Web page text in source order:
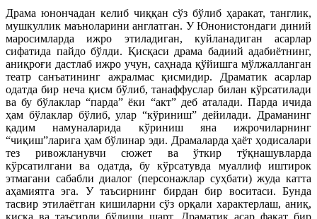
Драма юнончадан келиб чиққан сўз бўлиб ҳаракат, танглик,
мушкуллик маъноларини англатган. У Юнонистондаги диний
маросимларда ижро этиладиган, куйланадиган асарлар
сифатида пайдо бўлди. Қисқаси драма бадиий адабиётнинг,
аниқроғи дастлаб ижро учун, саҳнада қўйишга мўлжалланган
театр санъатининг ажралмас қисмидир. Драматик асарлар
одатда бир неча қисм бўлиб, танаффуслар билан кўрсатилади
ва бу бўлаклар “парда” ёки “акт” деб аталади. Парда ичида
ҳам бўлаклар бўлиб, улар “кўриниш” дейилади. Драманинг
қадим намуналарида кўриниш яна ижрочиларнинг
“чиқиш”ларига ҳам бўлинар эди. Драмаларда ҳаёт ҳодисалари
тез ривожланувчи сюжет ва ўткир тўқнашувларда
кўрсатилгани ва одатда, бу кўрсатувда муаллиф иштирок
этмагани сабабли диалог (персонажлар суҳбати) жуда катта
аҳамиятга эга. У таъсирнинг бирдан бир воситаси. Бунда
тасвир этилаётган кишиларни сўз орқали характерлаш, аниқ,
қисқа ва таъсирли бўлиши шарт. Драматик асар фақат бир